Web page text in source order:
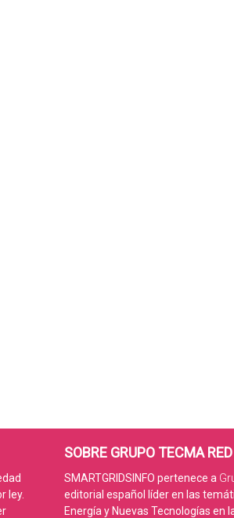
ley.
SOBRE GRUPO TECMA RED
SMARTGRIDSINFO pertenece a
editorial español líder en las
Energía y Nuevas Tecnologías en